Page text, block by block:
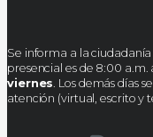
Se informa a la
presencial es de 8:00 a.m.
viernes . Los demás días
atención (virtual, escrito y